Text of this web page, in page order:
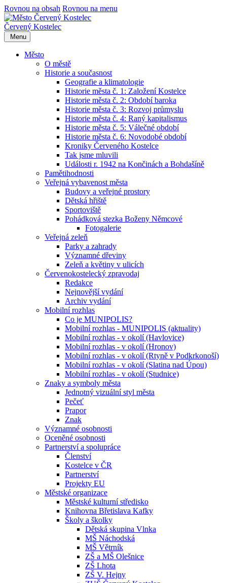
Rovnou na obsah Rovnou na menu
Červený Kostelec
Menu
Město
O městě
Historie a současnost
Geografie a klimatologie
Historie města č. 1: Založení Kostelce
Historie města č. 2: Období baroka
Historie města č. 3: Rozvoj průmyslu
Historie města č. 4: Raný kapitalismus
Historie města č. 5: Válečné období
Historie města č. 6: Novodobé období
Kroniky Červeného Kostelce
Tak jsme mluvili
Události r. 1942 na Končinách a Bohdašíně
Pamětihodnosti
Veřejná vybavenost města
Budovy a veřejné prostory
Dětská hřiště
Sportoviště
Pohádková stezka Boženy Němcové
Fotogalerie
Veřejná zeleň
Parky a zahrady
Významné dřeviny
Zeleň a květiny v ulicích
Červenokostelecký zpravodaj
Redakce
Nejnovější vydání
Archiv vydání
Mobilní rozhlas
Co je MUNIPOLIS?
Mobilní rozhlas - MUNIPOLIS (aktuality)
Mobilní rozhlas - v okolí (Havlovice)
Mobilní rozhlas - v okolí (Hronov)
Mobilní rozhlas - v okolí (Rtyně v Podkrkonoší)
Mobilní rozhlas - v okolí (Slatina nad Úpou)
Mobilní rozhlas - v okolí (Studnice)
Znaky a symboly města
Jednotný vizuální styl města
Pečeť
Prapor
Znak
Významné osobnosti
Oceněné osobnosti
Partnerství a spolupráce
Členství
Kostelce v ČR
Partnerství
Projekty EU
Městské organizace
Městské kulturní středisko
Knihovna Břetislava Kafky
Školy a školky
Dětská skupina Vlnka
MŠ Náchodská
MŠ Větrník
ZŠ a MŠ Olešnice
ZŠ Lhota
ZŠ V. Hejny